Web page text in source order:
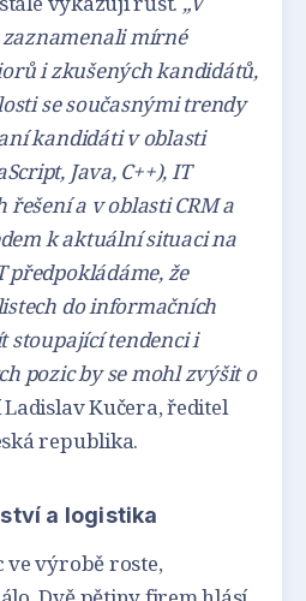
mírné
i zkušených kandidátů,
se současnými trendy
kandidáti v oblasti
Java, C++), IT
řešení a v oblasti CRM a
k aktuální situaci na
že
do informačních
stoupající tendenci i
pozic by se mohl zvýšit o
Kučera, ředitel
republika.
a logistika
ve výrobě roste,